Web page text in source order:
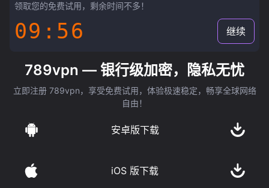
领取您的免费试用，剩余时间不多！
09:55 继续
789vpn — 银行级加密，隐私无忧
立即注册 789vpn，享受免费试用，体验极速稳定，畅享全球网络
自由！
安卓版下载
iOS 版下载